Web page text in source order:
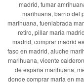
madrid, fumar
marihuana, barrio del
marihuana, fuenlabrada
retiro, pillar maria
madrid, comprar madrid
faso en madrid, aluche
marihuana, vicente
de españa marihuana,
donde comprar maria en